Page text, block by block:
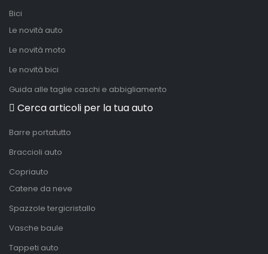
Bici
Le novità auto
Le novità moto
Le novità bici
Guida alle taglie caschi e abbigliamento
Cerca articoli per la tua auto
Barre portatutto
Braccioli auto
Copriauto
Catene da neve
Spazzole tergicristallo
Vasche baule
Tappeti auto